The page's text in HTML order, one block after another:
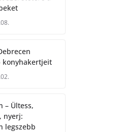
konyhakertjeit
– Ültess,
nyerj:
legszebb